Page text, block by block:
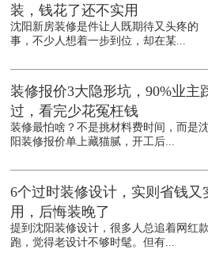
装，钱花了还不实用
沈阳新房装修是件让人既期待又头疼的
事，不少人想着一步到位，却在某...
装修报价3大隐形坑，90%业主
过，看完少花冤枉钱
装修最怕啥？不是挑材料费时间，而是
阳装修报价单上藏猫腻，开工后...
6个过时装修设计，实则省钱又
用，后悔装晚了
提到沈阳装修设计，很多人总追着网红款
跑，觉得老设计不够时髦。但有...